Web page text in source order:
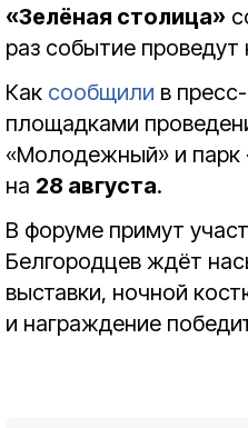
«Зелёная столица»
раз событие
Как сообщили в
площадками
«Молодежный» и парк
на 28 августа.
В форуме примут
Белгородцев ждёт
выставки, ночной
и награждение